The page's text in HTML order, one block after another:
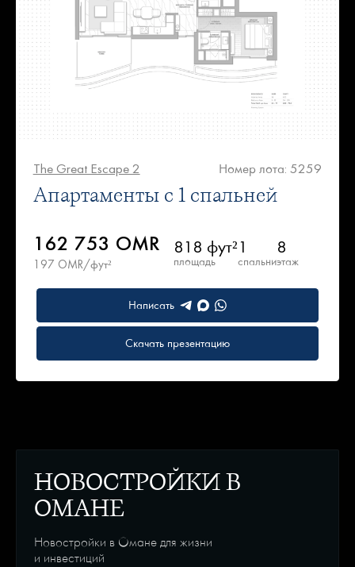
The Great Escape 2 Номер лота: 5259
Апартаменты с 1 спальней
162 753 OMR
197 OMR/фут²
818 фут²
площадь
1
спальни
8
этаж
Написать
Скачать презентацию
НОВОСТРОЙКИ В
ОМАНЕ
Новостройки в Омане для жизни
и инвестиций